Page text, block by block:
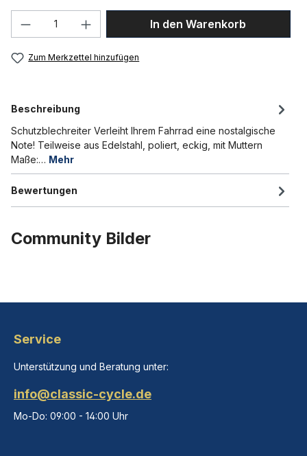
Produkt Anzahl: Gib den gewünschten
In den Warenkorb
Zum Merkzettel hinzufügen
Beschreibung
Schutzblechreiter Verleiht Ihrem Fahrrad eine nostalgische
Note! Teilweise aus Edelstahl, poliert, eckig, mit Muttern
Maße:… Mehr
Bewertungen
Community Bilder
Service
Unterstützung und Beratung unter:
info@classic-cycle.de
Mo-Do: 09:00 - 14:00 Uhr